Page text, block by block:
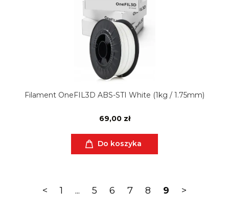
Filament OneFIL3D ABS-STI White (1kg / 1.75mm)
69,00 zł
Do koszyka
< 1 ... 5 6 7 8 9 >